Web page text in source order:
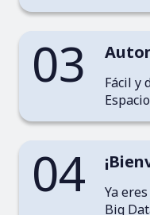
03
Fácil y
04
Ya
Big